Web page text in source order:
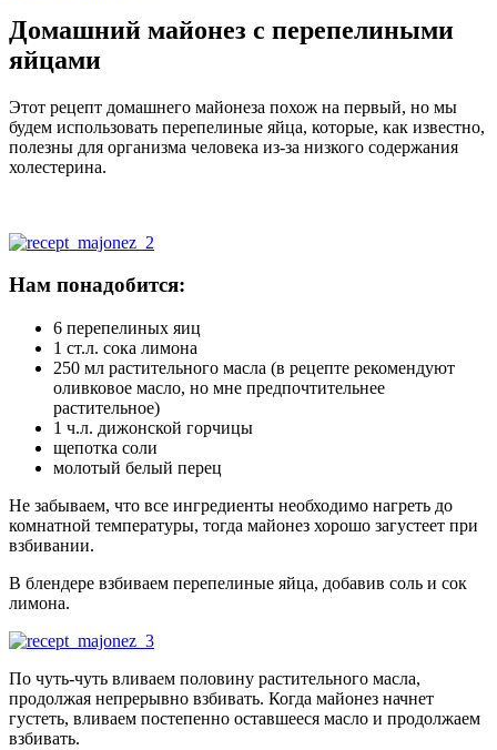
Домашний майонез с перепелиными
яйцами
Этот рецепт домашнего майонеза похож на первый, но мы
будем использовать перепелиные яйца, которые, как известно,
полезны для организма человека из-за низкого содержания
холестерина.
Нам понадобится:
6 перепелиных яиц
1 ст.л. сока лимона
250 мл растительного масла (в рецепте рекомендуют
оливковое масло, но мне предпочтительнее
растительное)
1 ч.л. дижонской горчицы
щепотка соли
молотый белый перец
Не забываем, что все ингредиенты необходимо нагреть до
комнатной температуры, тогда майонез хорошо загустеет при
взбивании.
В блендере взбиваем перепелиные яйца, добавив соль и сок
лимона.
По чуть-чуть вливаем половину растительного масла,
продолжая непрерывно взбивать. Когда майонез начнет
густеть, вливаем постепенно оставшееся масло и продолжаем
взбивать.